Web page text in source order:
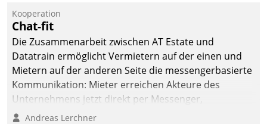
Kooperation
Chat-fit
Die Zusammenarbeit zwischen AT Estate und
Datatrain ermöglicht Vermietern auf der einen und
Mietern auf der anderen Seite die messengerbasierte
Kommunikation: Mieter erreichen Akteure des
Unternehmens jetzt direkt per Messenger,
Mitarbeiter oder Dienstleister empfangen oder
Andreas Lerchner